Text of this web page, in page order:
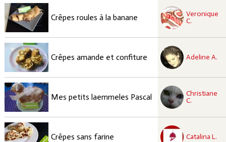
Crêpes roules à la banane
Veronique
C.
recette à tester
Crêpes amande et confiture Adeline A.
recette à tester
Mes petits laemmeles Pascal
Christiane
C.
recette à tester
Crêpes sans farine Catalina L.
recette à tester